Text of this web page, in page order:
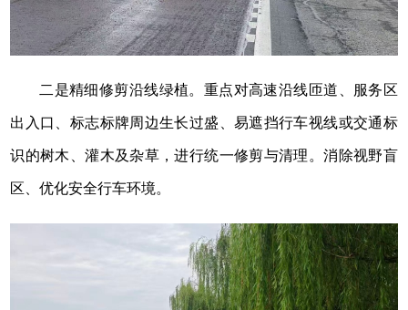
二是精细修剪沿线绿植。重点对高速沿线匝道、服务区
出入口、标志标牌周边生长过盛、易遮挡行车视线或交通标
识的树木、灌木及杂草，进行统一修剪与清理。消除视野盲
区、优化安全行车环境。